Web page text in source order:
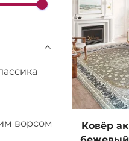
Ковёр
ворсом